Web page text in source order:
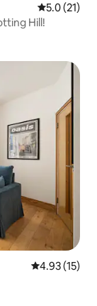
Calificación
5.0 (21)
Hill!
Calificación
4.93 (15)